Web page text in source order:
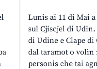
Lunis ai 11 di Mai
sul Cjiscjel di
di Udine e Clape di
dal taramot o volìn
personis che tai